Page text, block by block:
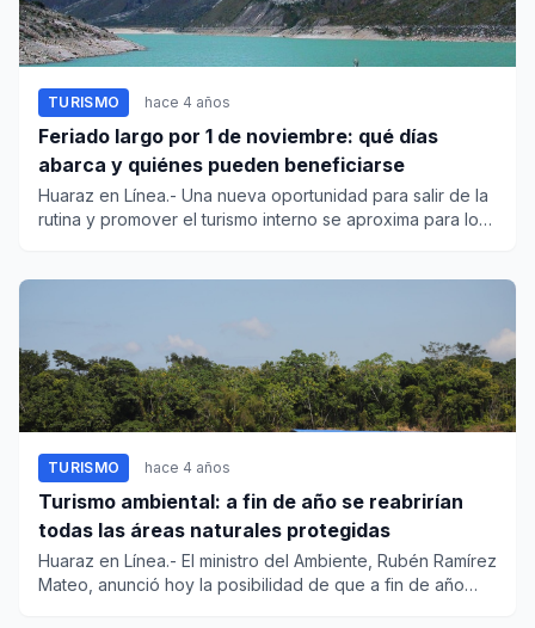
TURISMO hace 4 años
Feriado largo por 1 de noviembre: qué días
abarca y quiénes pueden beneficiarse
Huaraz en Línea.- Una nueva oportunidad para salir de la
rutina y promover el turismo interno se aproxima para los
TURISMO hace 4 años
Turismo ambiental: a fin de año se reabrirían
todas las áreas naturales protegidas
Huaraz en Línea.- El ministro del Ambiente, Rubén Ramírez
Mateo, anunció hoy la posibilidad de que a fin de año